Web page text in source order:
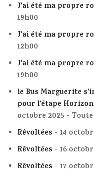
J'ai été ma propre
19h00
J'ai été ma propre
12h00
J'ai été ma propre
19h00
le Bus Marguerite
pour l'étape
octobre 2025 -
Rêvoltées - 14
Rêvoltées - 16
Rêvoltées - 17